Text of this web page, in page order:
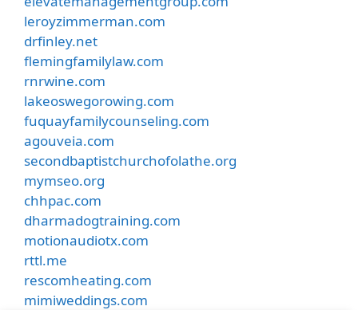
leroyzimmerman.com
drfinley.net
flemingfamilylaw.com
rnrwine.com
lakeoswegorowing.com
fuquayfamilycounseling.com
agouveia.com
secondbaptistchurchofolathe.org
mymseo.org
chhpac.com
dharmadogtraining.com
motionaudiotx.com
rttl.me
rescomheating.com
mimiweddings.com